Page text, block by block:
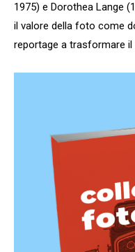
1975) e Dorothea Lange
il valore della foto come
reportage a trasformare